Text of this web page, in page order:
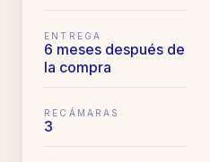
ENTREGA
6 meses después de
la compra
RECÁMARAS
3